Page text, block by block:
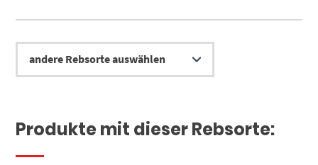
Produkte mit dieser Rebsorte: